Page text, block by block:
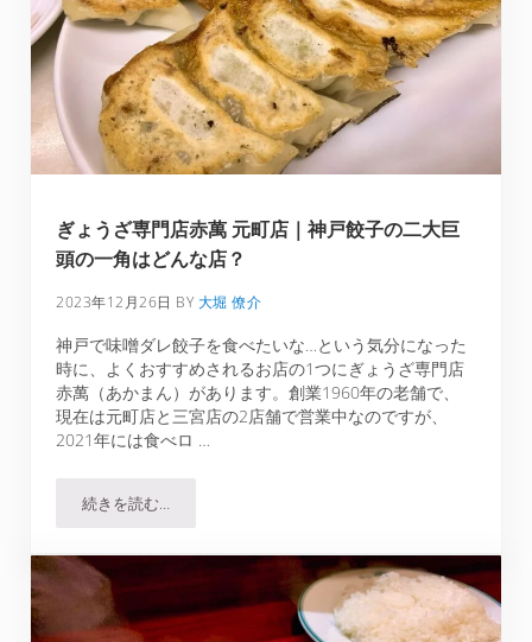
ぎょうざ専門店赤萬 元町店｜神戸餃子の二大巨
頭の一角はどんな店？
2023年12月26日 BY 大堀 僚介
神戸で味噌ダレ餃子を食べたいな…という気分になった
時に、よくおすすめされるお店の1つにぎょうざ専門店
赤萬（あかまん）があります。創業1960年の老舗で、
現在は元町店と三宮店の2店舗で営業中なのですが、
2021年には食べロ …
続きを読む…ぎょうざ専門店赤萬 元町店｜神戸餃子の二大巨頭の一角